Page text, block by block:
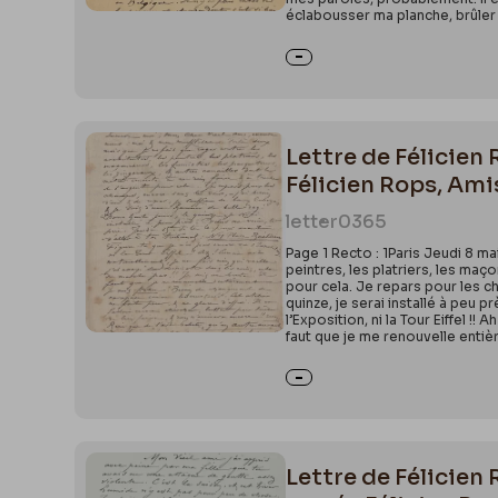
éclabousser ma planche,
Lettre de Félicien
Félicien Rops,
letter0365
Page 1 Recto : 1Paris Jeudi 8
peintres, les platriers, les
pour cela. Je repars pour les
quinze, je serai installé à peu
l’Exposition, ni la Tour Eiffel !!
faut que je me renouvelle
Lettre de Félicien